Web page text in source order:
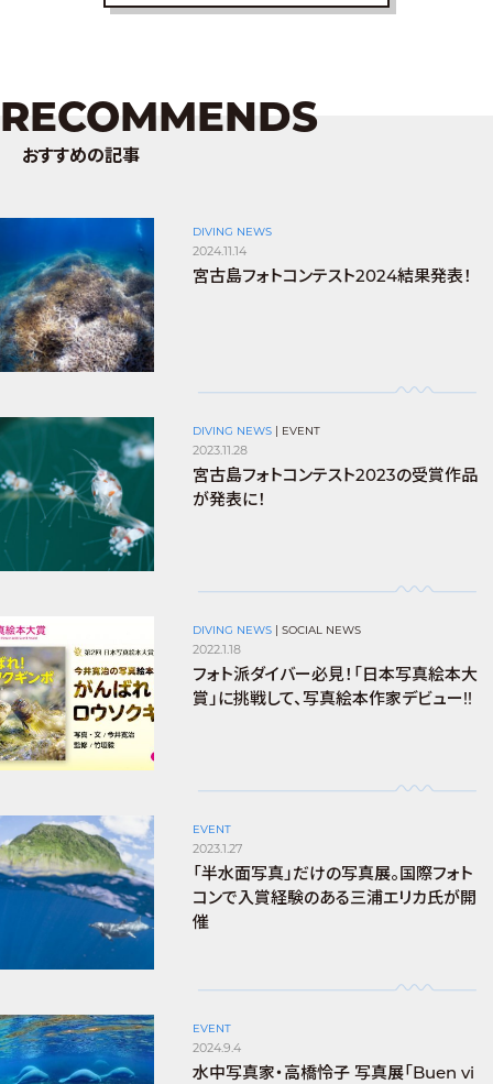
RECOMMENDS
おすすめの記事
DIVING NEWS
2024.11.14
宮古島フォトコンテスト2024結果発表！
DIVING NEWS | EVENT
2023.11.28
宮古島フォトコンテスト2023の受賞作品
が発表に！
DIVING NEWS |SOCIAL NEWS
2022.1.18
フォト派ダイバー必見！「日本写真絵本大
賞」に挑戦して、写真絵本作家デビュー!!
EVENT
2023.1.27
「半⽔⾯写真」だけの写真展。国際フォト
コンで入賞経験のある三浦エリカ氏が開
催
EVENT
2024.9.4
水中写真家・高橋怜子 写真展「Buen vi